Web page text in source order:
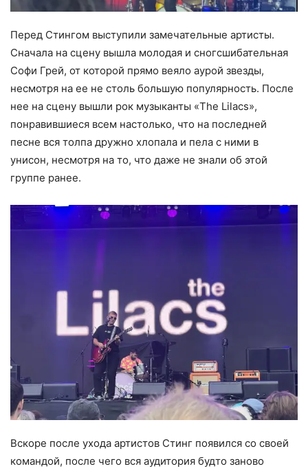
Перед Стингом выступили замечательные артисты.
Сначала на сцену вышла молодая и сногсшибательная
Софи Грей, от которой прямо веяло аурой звезды,
несмотря на ее не столь большую популярность. После
нее на сцену вышли рок музыканты «The Lilacs»,
понравившиеся всем настолько, что на последней
песне вся толпа дружно хлопала и пела с ними в
унисон, несмотря на то, что даже не знали об этой
группе ранее.
Вскоре после ухода артистов Стинг появился со своей
командой, после чего вся аудитория будто заново